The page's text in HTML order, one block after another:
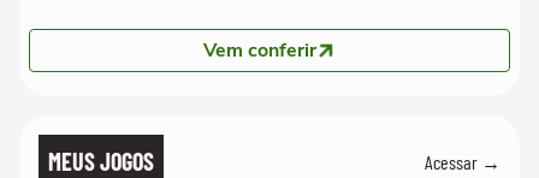
Vem conferir
MEUS JOGOS Acessar →